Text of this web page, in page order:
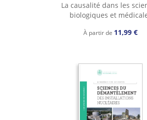
La causalité dans les
biologiques et
À partir de 11,99 €